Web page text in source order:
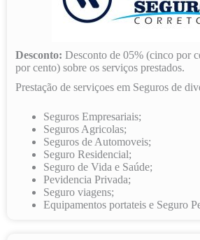
Desconto: Desconto de 05% (cinco por
por cento) sobre os serviços prestados.
Prestação de serviçoes em Seguros de
Seguros Empresariais;
Seguros Agricolas;
Seguros de Automoveis;
Seguro Residencial;
Seguro de Vida e Saúde;
Pevidencia Privada;
Seguro viagens;
Equipamentos portateis e Seguro